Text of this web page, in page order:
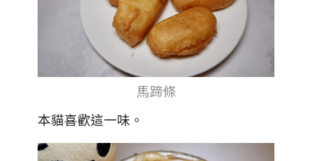
馬蹄條
本貓喜歡這一味。